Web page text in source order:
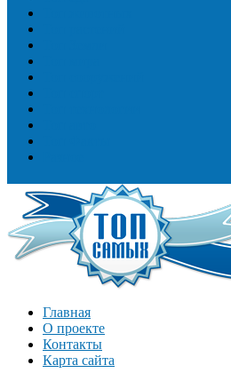
Главная
О проекте
Контакты
Карта сайта